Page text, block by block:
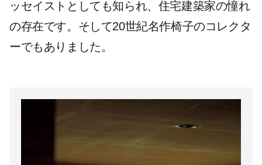
ッセイストとしても知られ、住宅建築家の憧れ
の存在です。そして20世紀名作椅子のコレクタ
ーでもありました。